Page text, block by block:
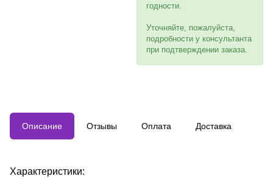
налета и комочков.
Lovely, снижает дискомофорт при
годности.
Уточняйте, пожалуйста,
подробности у консультанта
при подтверждении заказа.
Описание Отзывы Оплата Доставка
Характеристики: